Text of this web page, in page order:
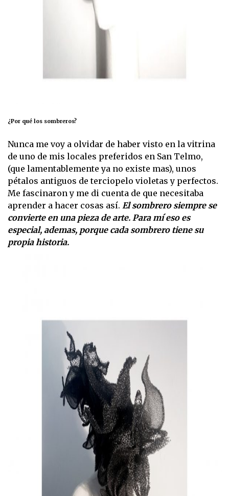
¿Por qué los sombreros?
Nunca me voy a olvidar de haber visto en la vitrina
de uno de mis locales preferidos en San Telmo,
(que lamentablemente ya no existe mas), unos
pétalos antiguos de terciopelo violetas y perfectos.
Me fascinaron y me di cuenta de que necesitaba
aprender a hacer cosas así. El sombrero siempre se
convierte en una pieza de arte. Para mí eso es
especial, ademas, porque cada sombrero tiene su
propia historia.